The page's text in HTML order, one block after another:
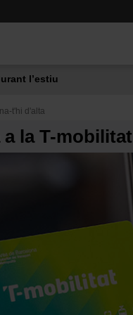
l’estiu
t'hi d'alta
la T-mobilitat